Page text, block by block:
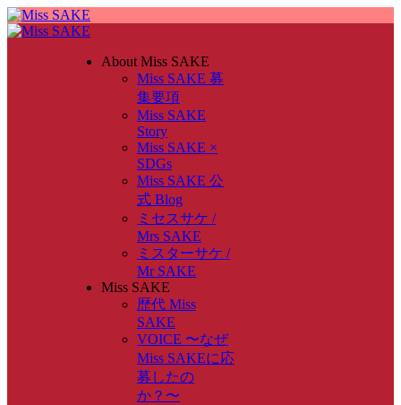
About Miss SAKE
Miss SAKE 募
集要項
Miss SAKE
Story
Miss SAKE ×
SDGs
Miss SAKE 公
式 Blog
ミセスサケ /
Mrs SAKE
ミスターサケ /
Mr SAKE
Miss SAKE
歴代 Miss
SAKE
VOICE 〜なぜ
Miss SAKEに応
募したの
か？〜